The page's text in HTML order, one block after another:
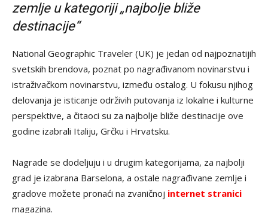
zemlje u kategoriji „najbolje bliže
destinacije“
National Geographic Traveler (UK) je jedan od najpoznatijih
svetskih brendova, poznat po nagrađivanom novinarstvu i
istraživačkom novinarstvu, između ostalog. U fokusu njihog
delovanja je isticanje održivih putovanja iz lokalne i kulturne
perspektive, a čitaoci su za najbolje bliže destinacije ove
godine izabrali Italiju, Grčku i Hrvatsku.
Nagrade se dodeljuju i u drugim kategorijama, za najbolji
grad je izabrana Barselona, a ostale nagrađivane zemlje i
gradove možete pronaći na zvaničnoj internet stranici
magazina.